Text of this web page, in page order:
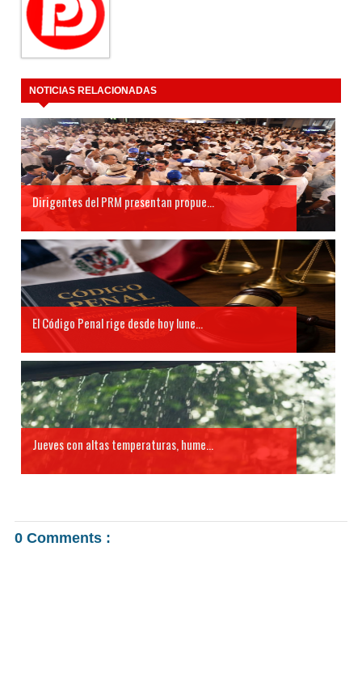
NOTICIAS RELACIONADAS
Dirigentes del PRM presentan propue...
El Código Penal rige desde hoy lune...
Jueves con altas temperaturas, hume...
0 Comments :